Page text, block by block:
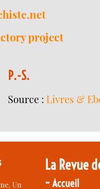
project
P.-S.
Source : Livres &
Un
La Revue
-Accueil